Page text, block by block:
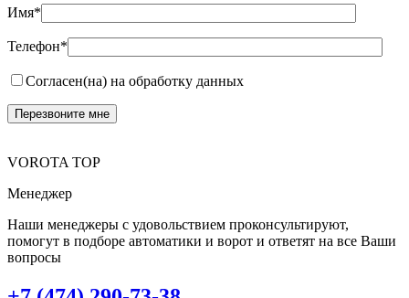
Имя*
Телефон*
Согласен(на) на обработку данных
VOROTA TOP
Менеджер
Наши менеджеры с удовольствием проконсультируют,
помогут в подборе автоматики и ворот и ответят на все Ваши
вопросы